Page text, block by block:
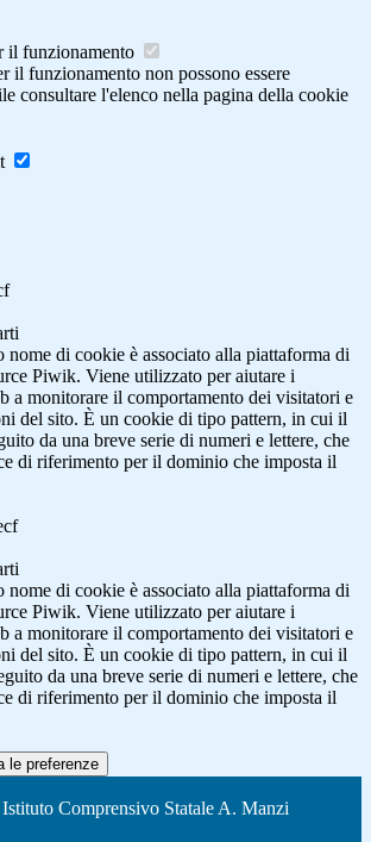
il funzionamento
il funzionamento non possono essere
consultare l'elenco nella pagina della cookie
nome di cookie è associato alla piattaforma di
Piwik. Viene utilizzato per aiutare i
a monitorare il comportamento dei visitatori e
del sito. È un cookie di tipo pattern, in cui il
da una breve serie di numeri e lettere, che
di riferimento per il dominio che imposta il
nome di cookie è associato alla piattaforma di
Piwik. Viene utilizzato per aiutare i
a monitorare il comportamento dei visitatori e
del sito. È un cookie di tipo pattern, in cui il
da una breve serie di numeri e lettere, che
di riferimento per il dominio che imposta il
le preferenze
Istituto Comprensivo Statale A. Manzi